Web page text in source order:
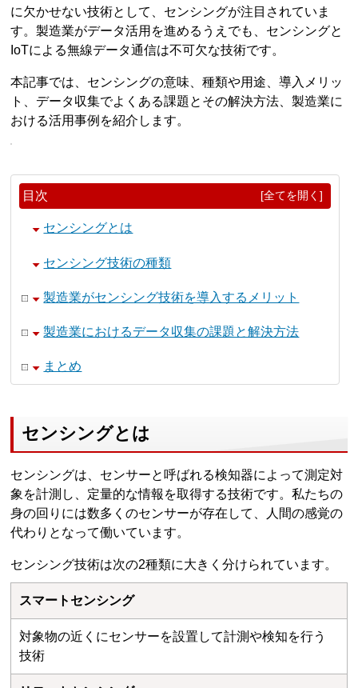
に欠かせない技術として、センシングが注目されていま
す。製造業がデータ活用を進めるうえでも、センシングと
IoTによる無線データ通信は不可欠な技術です。
本記事では、センシングの意味、種類や用途、導入メリッ
ト、データ収集でよくある課題とその解決方法、製造業に
おける活用事例を紹介します。
目次 [全てを開く]
センシングとは
センシング技術の種類
製造業がセンシング技術を導入するメリット
製造業におけるデータ収集の課題と解決方法
まとめ
センシングとは
センシングは、センサーと呼ばれる検知器によって測定対
象を計測し、定量的な情報を取得する技術です。私たちの
身の回りには数多くのセンサーが存在して、人間の感覚の
代わりとなって働いています。
センシング技術は次の2種類に大きく分けられています。
スマートセンシング
対象物の近くにセンサーを設置して計測や検知を行う
技術